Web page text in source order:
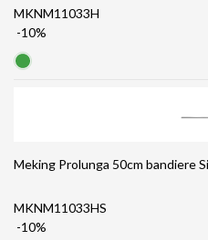
MKNM11033H
-10%
Meking Prolunga 50cm bandiere
MKNM11033HS
-10%